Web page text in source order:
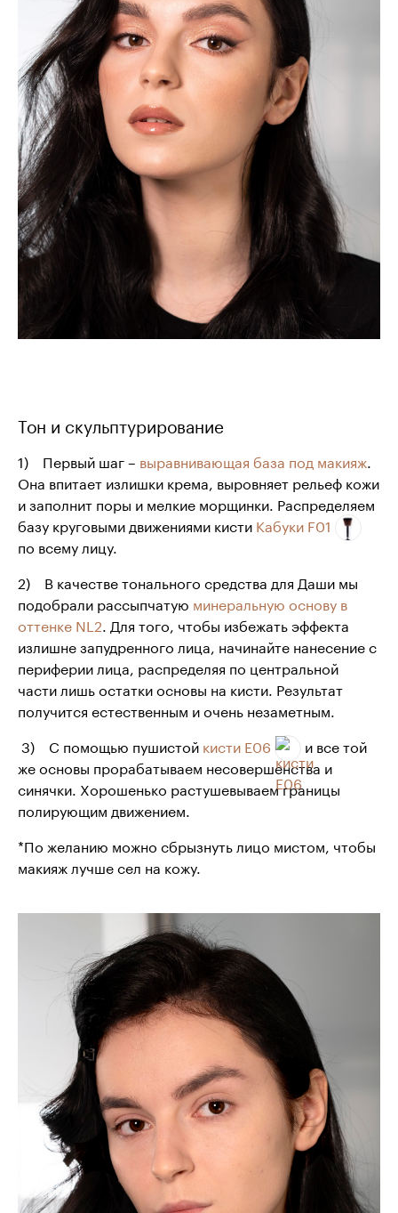
Тон и скульптурирование
1) Первый шаг – выравнивающая база под макияж.
Она впитает излишки крема, выровняет рельеф кожи
и заполнит поры и мелкие морщинки. Распределяем
базу круговыми движениями кисти Кабуки F01
по всему лицу.
2) В качестве тонального средства для Даши мы
подобрали рассыпчатую минеральную основу в
оттенке NL2. Для того, чтобы избежать эффекта
излишне запудренного лица, начинайте нанесение с
периферии лица, распределяя по центральной
части лишь остатки основы на кисти. Результат
получится естественным и очень незаметным.
3) С помощью пушистой кисти E06
и все той
же основы прорабатываем несовершенства и
синячки. Хорошенько растушевываем границы
полирующим движением.
*По желанию можно сбрызнуть лицо мистом, чтобы
макияж лучше сел на кожу.